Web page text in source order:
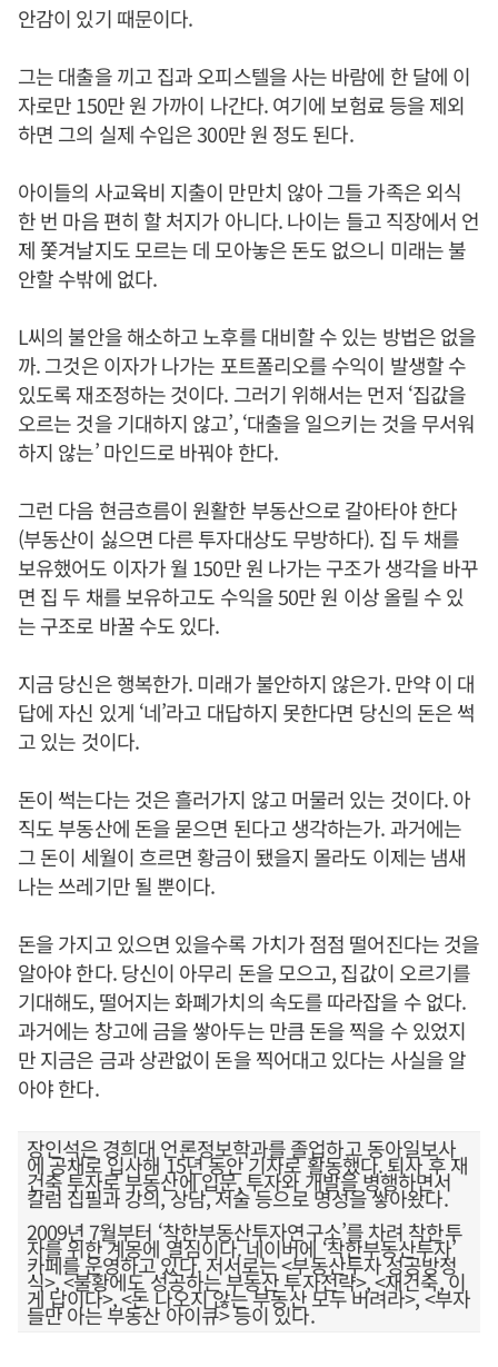
안감이 있기 때문이다.
그는 대출을 끼고 집과 오피스텔을 사는 바람에 한 달에 이
자로만 150만 원 가까이 나간다. 여기에 보험료 등을 제외
하면 그의 실제 수입은 300만 원 정도 된다.
아이들의 사교육비 지출이 만만치 않아 그들 가족은 외식
한 번 마음 편히 할 처지가 아니다. 나이는 들고 직장에서 언
제 쫓겨날지도 모르는 데 모아놓은 돈도 없으니 미래는 불
안할 수밖에 없다.
L씨의 불안을 해소하고 노후를 대비할 수 있는 방법은 없을
까. 그것은 이자가 나가는 포트폴리오를 수익이 발생할 수
있도록 재조정하는 것이다. 그러기 위해서는 먼저 ‘집값을
오르는 것을 기대하지 않고’, ‘대출을 일으키는 것을 무서워
하지 않는’ 마인드로 바꿔야 한다.
그런 다음 현금흐름이 원활한 부동산으로 갈아타야 한다
(부동산이 싫으면 다른 투자대상도 무방하다). 집 두 채를
보유했어도 이자가 월 150만 원 나가는 구조가 생각을 바꾸
면 집 두 채를 보유하고도 수익을 50만 원 이상 올릴 수 있
는 구조로 바꿀 수도 있다.
지금 당신은 행복한가. 미래가 불안하지 않은가. 만약 이 대
답에 자신 있게 ‘네’라고 대답하지 못한다면 당신의 돈은 썩
고 있는 것이다.
돈이 썩는다는 것은 흘러가지 않고 머물러 있는 것이다. 아
직도 부동산에 돈을 묻으면 된다고 생각하는가. 과거에는
그 돈이 세월이 흐르면 황금이 됐을지 몰라도 이제는 냄새
나는 쓰레기만 될 뿐이다.
돈을 가지고 있으면 있을수록 가치가 점점 떨어진다는 것을
알아야 한다. 당신이 아무리 돈을 모으고, 집값이 오르기를
기대해도, 떨어지는 화폐가치의 속도를 따라잡을 수 없다.
과거에는 창고에 금을 쌓아두는 만큼 돈을 찍을 수 있었지
만 지금은 금과 상관없이 돈을 찍어대고 있다는 사실을 알
아야 한다.
장인석은 경희대 언론정보학과를 졸업하고 동아일보사
에 공채로 입사해 15년 동안 기자로 활동했다. 퇴사 후 재
건축 투자로 부동산에 입문, 투자와 개발을 병행하면서
칼럼 집필과 강의, 상담, 저술 등으로 명성을 쌓아왔다.
2009년 7월부터 ‘착한부동산투자연구소’를 차려 착한투
자를 위한 계몽에 열심이다. 네이버에 ‘착한부동산투자’
카페를 운영하고 있다. 저서로는 <부동산투자 성공방정
식>, <불황에도 성공하는 부동산 투자전략>, <재건축, 이
게 답이다>, <돈 나오지 않는 부동산 모두 버려라>, <부자
들만 아는 부동산 아이큐> 등이 있다.